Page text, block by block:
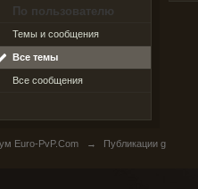
По пользователю
Темы и сообщения
Все темы
Все сообщения
Euro-PvP.Com → Публикации g